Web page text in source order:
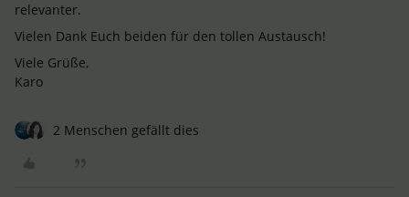
relevanter.
Vielen Dank Euch beiden für den tollen Austausch!
Viele Grüße,
Karo
2 Menschen gefällt dies